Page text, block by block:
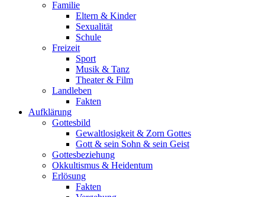
Familie
Eltern & Kinder
Sexualität
Schule
Freizeit
Sport
Musik & Tanz
Theater & Film
Landleben
Fakten
Aufklärung
Gottesbild
Gewaltlosigkeit & Zorn Gottes
Gott & sein Sohn & sein Geist
Gottesbeziehung
Okkultismus & Heidentum
Erlösung
Fakten